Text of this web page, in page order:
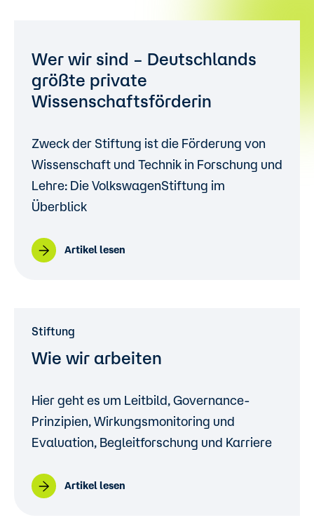
Wer wir sind – Deutschlands
größte private
Wissenschaftsförderin
Zweck der Stiftung ist die Förderung von
Wissenschaft und Technik in Forschung und
Lehre: Die VolkswagenStiftung im
Überblick
Artikel lesen
Stiftung
Wie wir arbeiten
Hier geht es um Leitbild, Governance-
Prinzipien, Wirkungsmonitoring und
Evaluation, Begleitforschung und Karriere
Artikel lesen